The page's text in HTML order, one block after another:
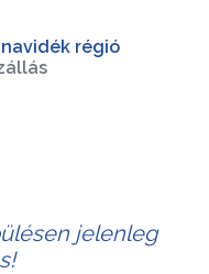
régió
jelenleg